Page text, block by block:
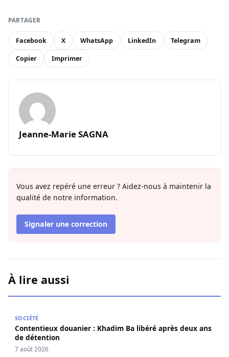
PARTAGER
Facebook X WhatsApp LinkedIn Telegram
Copier Imprimer
Jeanne-Marie SAGNA
Vous avez repéré une erreur ? Aidez-nous à maintenir la
qualité de notre information.
Signaler une correction
À lire aussi
SOCIÉTÉ
Contentieux douanier : Khadim Ba libéré après deux ans
de détention
7 août 2026